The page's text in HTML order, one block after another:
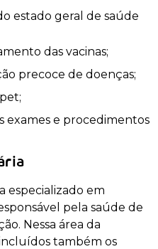
das vacinas;
precoce de doenças;
especializado em
pela saúde de
Nessa área da
também os